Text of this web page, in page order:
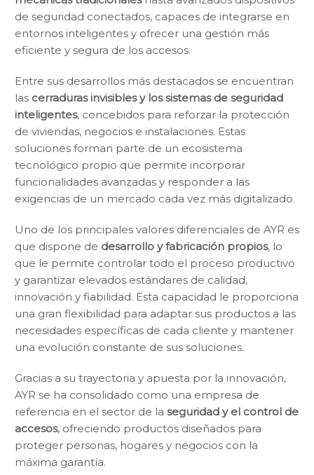
de seguridad conectados, capaces de integrarse en
entornos inteligentes y ofrecer una gestión más
eficiente y segura de los accesos.
Entre sus desarrollos más destacados se encuentran
las cerraduras invisibles y los sistemas de seguridad
inteligentes, concebidos para reforzar la protección
de viviendas, negocios e instalaciones. Estas
soluciones forman parte de un ecosistema
tecnológico propio que permite incorporar
funcionalidades avanzadas y responder a las
exigencias de un mercado cada vez más digitalizado.
Uno de los principales valores diferenciales de AYR es
que dispone de desarrollo y fabricación propios, lo
que le permite controlar todo el proceso productivo
y garantizar elevados estándares de calidad,
innovación y fiabilidad. Esta capacidad le proporciona
una gran flexibilidad para adaptar sus productos a las
necesidades específicas de cada cliente y mantener
una evolución constante de sus soluciones.
Gracias a su trayectoria y apuesta por la innovación,
AYR se ha consolidado como una empresa de
referencia en el sector de la seguridad y el control de
accesos, ofreciendo productos diseñados para
proteger personas, hogares y negocios con la
máxima garantía.